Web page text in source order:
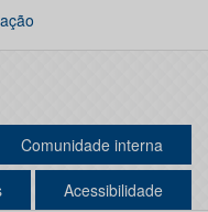
Comunidade interna
Acessibilidade